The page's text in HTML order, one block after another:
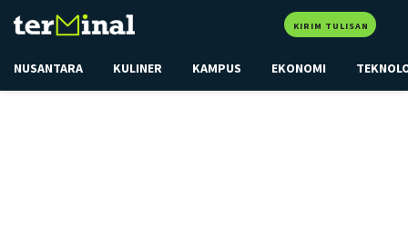
KIRIM TULISAN
NUSANTARA KULINER KAMPUS EKONOMI